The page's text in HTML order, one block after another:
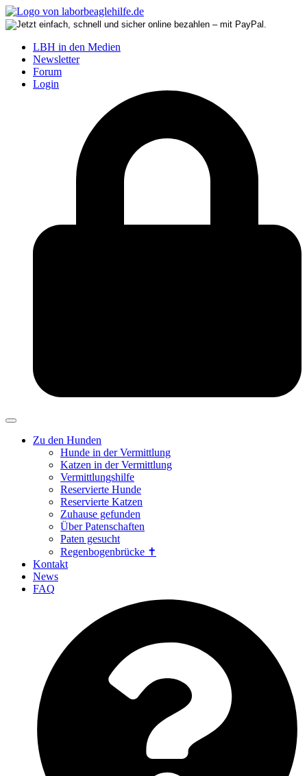
LBH in den Medien
Newsletter
Forum
Login
Zu den Hunden
Hunde in der Vermittlung
Katzen in der Vermittlung
Vermittlungshilfe
Reservierte Hunde
Reservierte Katzen
Zuhause gefunden
Über Patenschaften
Paten gesucht
Regenbogenbrücke ✝
Kontakt
News
FAQ